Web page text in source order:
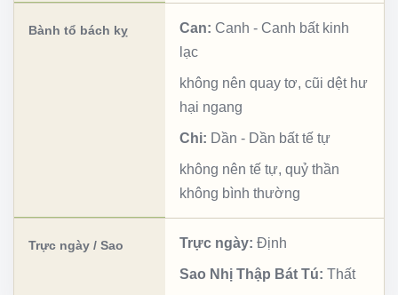
Bành tổ bách kỵ Can: Canh - Canh bất kinh
lạc
không nên quay tơ, cũi dệt hư
hại ngang
Chi: Dần - Dần bất tế tự
không nên tế tự, quỷ thần
không bình thường
Trực ngày / Sao Trực ngày: Định
Sao Nhị Thập Bát Tú: Thất